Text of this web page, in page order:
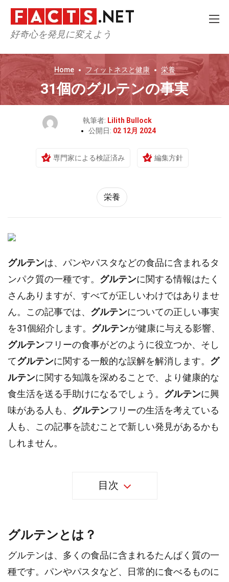
好奇心を発見に変えよう
Home フィットネスと健康 栄養
31個のグルテンの事実
執筆者: Lilith Bullock
公開日: 02 12月 2024
専門家による検証済み 編集方針
栄養
グルテンは、パンやパスタなどの食品に含まれるタ
ンパク質の一種です。 グルテンに関する情報はたく
さんありますが、すべてが正しいわけではありませ
ん。この記事では、 グルテンについての正しい事実
を31個紹介します。 グルテンが健康に与える影響、
グルテンフリーの食事がどのように役立つか、そし
てグルテンに関する一般的な誤解を解消します。 グ
ルテンに関する知識を深めることで、より健康的な
食生活を送る手助けになるでしょう。 グルテンに興
味がある人も、 グルテンフリーの生活を考えている
人も、この記事を読むことで新しい発見があるかも
しれません。
目次
グルテンとは？
グルテンは、多くの食品に含まれるたんぱく質の一
種です。パンやパスタなど、日常的に食べるものに